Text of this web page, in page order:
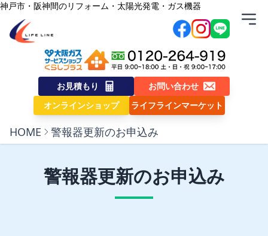
内容をスキップ
神戸市・阪神間のリフォーム・太陽光発電・ガス機器
株式会社ライフライン
お見積もり
お問い合わせ
オンラインショップ
ライフラインマーケット
HOME 警報器更新のお申込み
警報器更新のお申込み